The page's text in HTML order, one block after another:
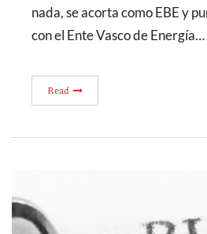
nada, se acorta como EBE y
con el Ente Vasco de Energía…
Read